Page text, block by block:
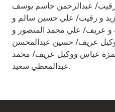
رقيب/ عبدالرحمن جاسم يوسف
و رقيب/ علي حسين سالم و
عريف/ علي محمد المنصور و
عريف/ حسين عبدالمحسن
عباس ووكيل عريف/ محمد
عبدالمعطي سعيد.